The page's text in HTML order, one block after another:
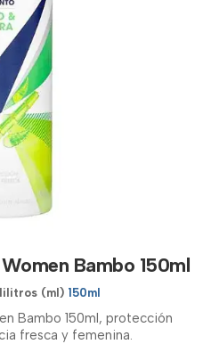
Bambo 150ml
(ml) 150ml
Bambo 150ml, protección
fresca y femenina.